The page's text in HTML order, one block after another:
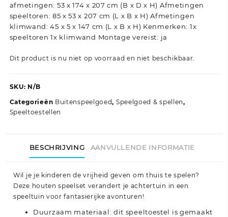
afmetingen: 53 x 174 x 207 cm (B x D x H) Afmetingen
speeltoren: 85 x 53 x 207 cm (L x B x H) Afmetingen
klimwand: 45 x 5 x 147 cm (L x B x H) Kenmerken: 1x
speeltoren 1x klimwand Montage vereist: ja
Dit product is nu niet op voorraad en niet beschikbaar.
SKU: N/B
Categorieën Buitenspeelgoed, Speelgoed & spellen,
Speeltoestellen
BESCHRIJVING AANVULLENDE INFORMATIE
Wil je je kinderen de vrijheid geven om thuis te spelen?
Deze houten speelset verandert je achtertuin in een
speeltuin voor fantasierijke avonturen!
Duurzaam materiaal: dit speeltoestel is gemaakt